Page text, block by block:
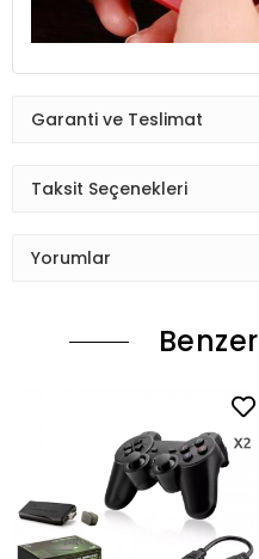
Garanti ve Teslimat
Taksit Seçenekleri
Yorumlar